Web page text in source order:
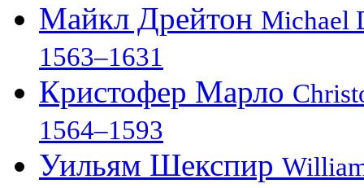
Майкл Дрейтон Michael
1563–1631
Кристофер Марло
1564–1593
Уильям Шекспир